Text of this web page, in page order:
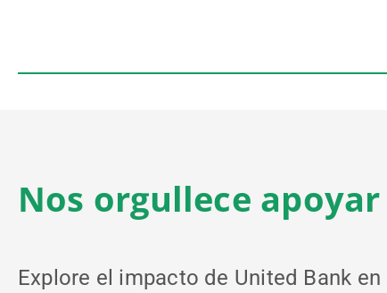
Nos orgullece
Explore el impacto de United Bank